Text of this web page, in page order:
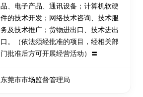
品、电子产品、通讯设备；计算机软硬
件的技术开发；网络技术咨询、技术服
务及技术推广；货物进出口、技术进出
口。（依法须经批准的项目，经相关部
门批准后方可开展经营活动）〓
东莞市市场监督管理局